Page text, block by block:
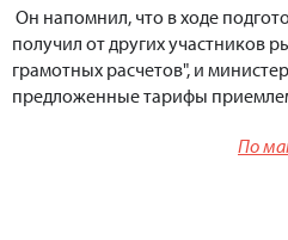
Он напомнил, что в ходе
получил от других участников
грамотных расчетов", и
предложенные тарифы
По